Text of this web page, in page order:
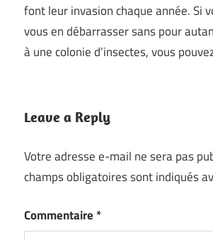
font leur invasion chaque année. Si
vous en débarrasser sans pour
à une colonie d’insectes, vous
Leave a Reply
Votre adresse e-mail ne sera pas
champs obligatoires sont indiqués
Commentaire *